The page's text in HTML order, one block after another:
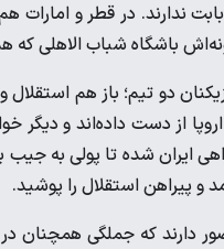
بابت ندارند. در قطر و
باشگاه شباب الاهلی که
دو تیم؛ باز هم
اروپا از دست داده‌اند و
ایران شده تا پولی به جیب
و پیراهن استقلال را پوشید.
دارند که جملگی همچنان